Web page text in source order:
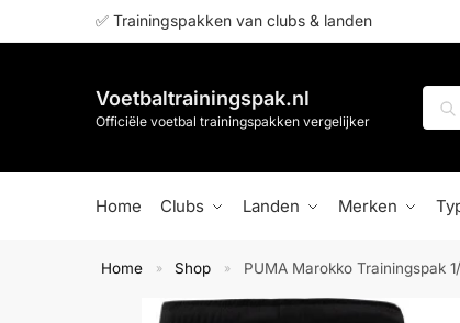
✅ Trainingspakken van clubs & landen
Voetbaltrainingspak.nl
Officiële voetbal trainingspakken vergelijker
Home Clubs Landen Merken
Home » Shop » PUMA Marokko Trainingspak